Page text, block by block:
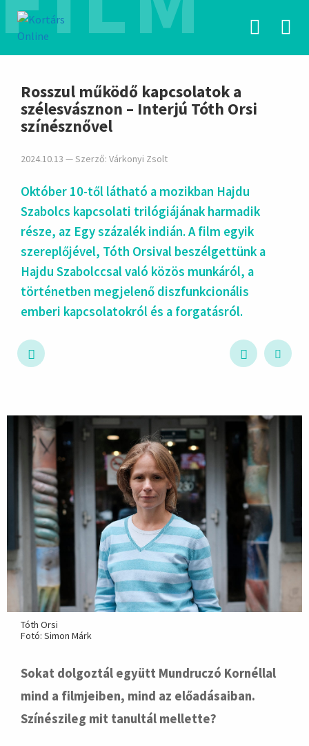
hirdetés
Rosszul működő kapcsolatok a
szélesvásznon – Interjú Tóth Orsi
színésznővel
2024.10.13 — Szerző: Várkonyi Zsolt
Október 10-től látható a mozikban Hajdu
Szabolcs kapcsolati trilógiájának harmadik
része, az Egy százalék indián. A film egyik
szereplőjével, Tóth Orsival beszélgettünk a
Hajdu Szabolccsal való közös munkáról, a
történetben megjelenő diszfunkcionális
emberi kapcsolatokról és a forgatásról.
hirdetés
Tóth Orsi
Fotó: Simon Márk
Sokat dolgoztál együtt Mundruczó Kornéllal
mind a filmjeiben, mind az előadásaiban.
Színészileg mit tanultál mellette?